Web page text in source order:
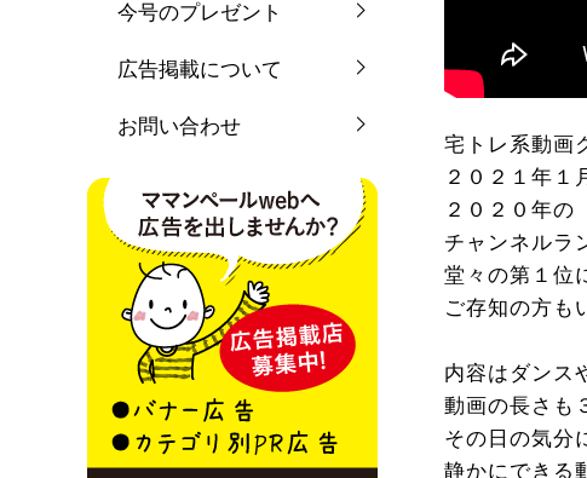
宅トレ系動画
２０２１年１
２０２０年の
チャンネルラ
堂々の第１位
ご存知の方も
内容はダンス
動画の長さも
その日の気分
静かにできる
今号のプレゼント
広告掲載について
お問い合わせ